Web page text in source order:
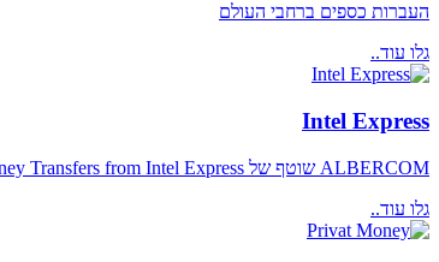
העברות כספים ברחבי העולם
גלו עוד..
Intel Express
ALBERCOM שוטף של Money Transfers from Intel Express
גלו עוד..